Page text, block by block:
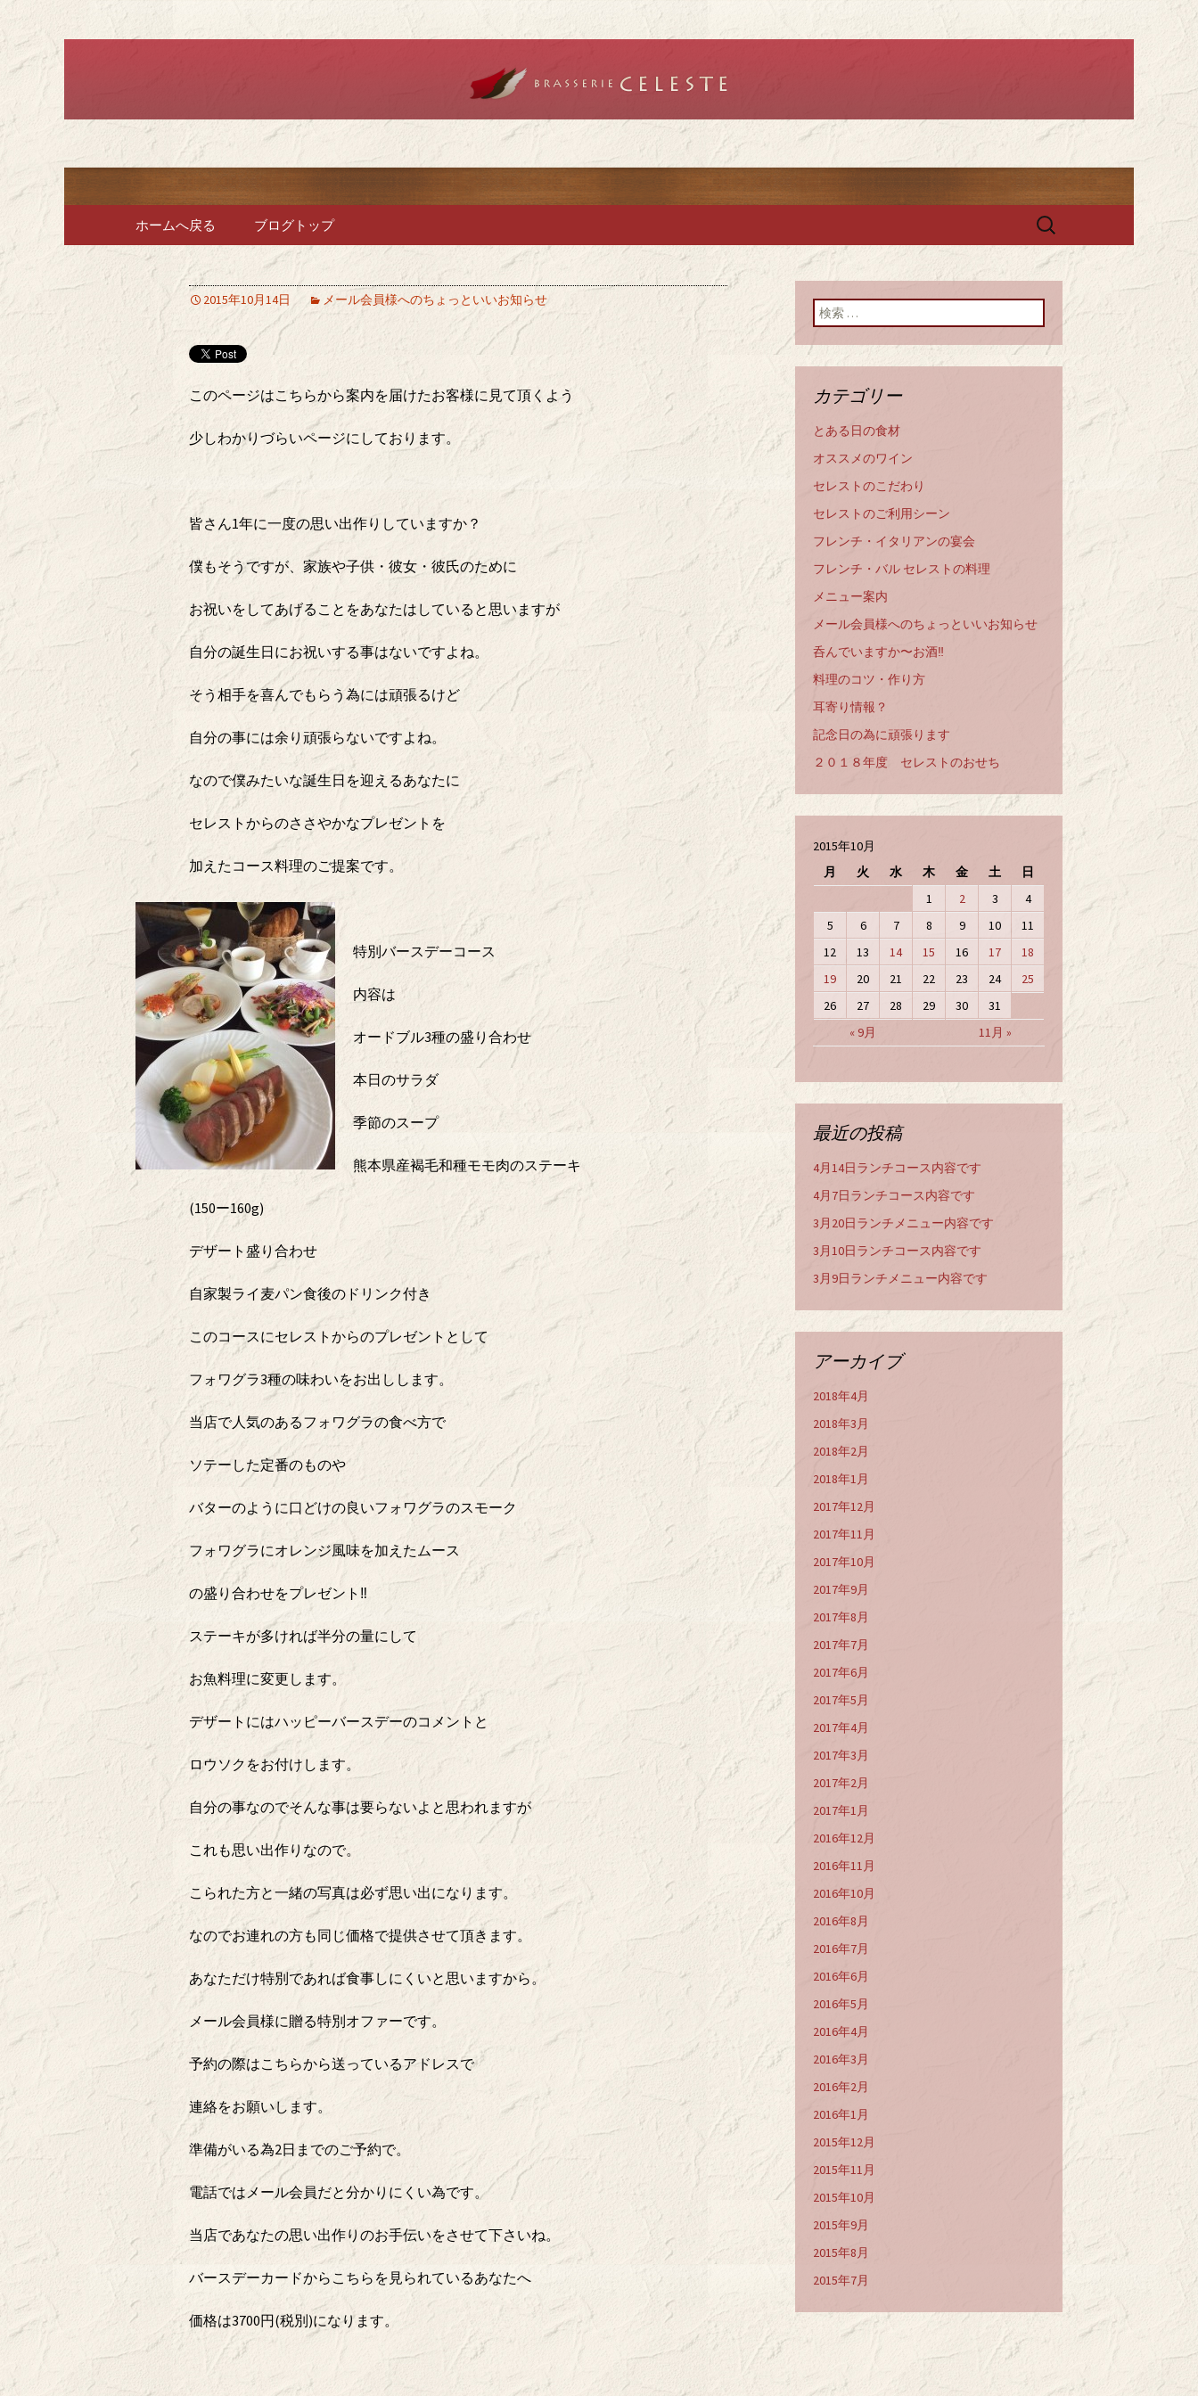
堺のフレンチ「ブラッスリー セレスト」
で、ランチ・ディナーを
堺のフレンチ「ブラットリーセレスト」で記念日やデートを
コンテンツへ移動
ホームへ戻る ブログトップ
検
2015年10月14日 メール会員様へのちょっといいお知らせ
このページはこちらから案内を届けたお客様に見て頂くよう
少しわかりづらいページにしております。
皆さん1年に一度の思い出作りしていますか？
僕もそうですが、家族や子供・彼女・彼氏のために
お祝いをしてあげることをあなたはしていると思いますが
自分の誕生日にお祝いする事はないですよね。
そう相手を喜んでもらう為には頑張るけど
自分の事には余り頑張らないですよね。
なので僕みたいな誕生日を迎えるあなたに
セレストからのささやかなプレゼントを
加えたコース料理のご提案です。
特別バースデーコース
内容は
オードブル3種の盛り合わせ
本日のサラダ
季節のスープ
熊本県産褐毛和種モモ肉のステーキ
(150ー160g)
デザート盛り合わせ
自家製ライ麦パン食後のドリンク付き
このコースにセレストからのプレゼントとして
フォワグラ3種の味わいをお出しします。
当店で人気のあるフォワグラの食べ方で
ソテーした定番のものや
バターのように口どけの良いフォワグラのスモーク
フォワグラにオレンジ風味を加えたムース
の盛り合わせをプレゼント‼️
ステーキが多ければ半分の量にして
お魚料理に変更します。
デザートにはハッピーバースデーのコメントと
ロウソクをお付けします。
自分の事なのでそんな事は要らないよと思われますが
これも思い出作りなので。
こられた方と一緒の写真は必ず思い出になります。
なのでお連れの方も同じ価格で提供させて頂きます。
あなただけ特別であれば食事しにくいと思いますから。
メール会員様に贈る特別オファーです。
予約の際はこちらから送っているアドレスで
連絡をお願いします。
準備がいる為2日までのご予約で。
電話ではメール会員だと分かりにくい為です。
当店であなたの思い出作りのお手伝いをさせて下さいね。
バースデーカードからこちらを見られているあなたへ
価格は3700円(税別)になります。
検索:
カテゴリー
とある日の食材
オススメのワイン
セレストのこだわり
セレストのご利用シーン
フレンチ・イタリアンの宴会
フレンチ・バル セレストの料理
メニュー案内
メール会員様へのちょっといいお知らせ
呑んでいますか〜お酒‼️
料理のコツ・作り方
耳寄り情報？
記念日の為に頑張ります
２０１８年度 セレストのおせち
2015年10月
月
火 水 木 金 土 日
« 9月 11月 »
1 2 3
4
5
6 7 8 9 10
11
12
13 14 15 16 17
18
19
20 21 22 23 24
25
26
27 28 29 30 31
最近の投稿
4月14日ランチコース内容です
4月7日ランチコース内容です
3月20日ランチメニュー内容です
3月10日ランチコース内容です
3月9日ランチメニュー内容です
アーカイブ
2018年4月
2018年3月
2018年2月
2018年1月
2017年12月
2017年11月
2017年10月
2017年9月
2017年8月
2017年7月
2017年6月
2017年5月
2017年4月
2017年3月
2017年2月
2017年1月
2016年12月
2016年11月
2016年10月
2016年8月
2016年7月
2016年6月
2016年5月
2016年4月
2016年3月
2016年2月
2016年1月
2015年12月
2015年11月
2015年10月
2015年9月
2015年8月
2015年7月